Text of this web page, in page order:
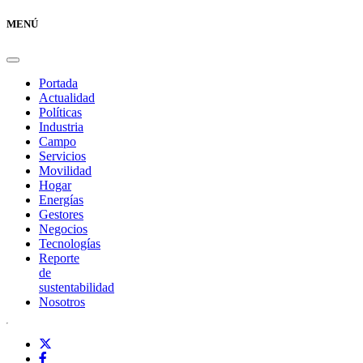
MENÚ
Portada
Actualidad
Políticas
Industria
Campo
Servicios
Movilidad
Hogar
Energías
Gestores
Negocios
Tecnologías
Reporte
de
sustentabilidad
Nosotros